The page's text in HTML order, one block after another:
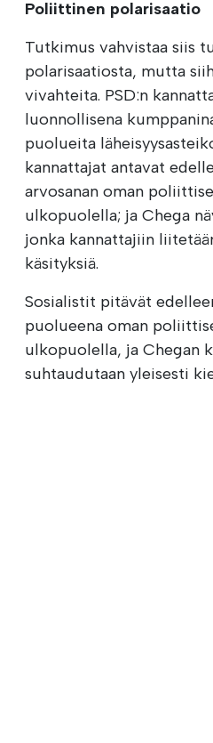
Poliittinen polarisaatio
Tutkimus vahvistaa siis
polarisaatiosta, mutta
vivahteita. PSD:n
luonnollisena
puolueita
kannattajat antavat
arvosanan oman
ulkopuolella; ja Chega
jonka kannattajiin
käsityksiä.
Sosialistit pitävät
puolueena oman
ulkopuolella, ja Chegan
suhtaudutaan yleisesti